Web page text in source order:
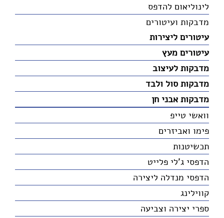
לינוליאום להדפס
מדבקות ועיטורים
עיטורים ליצירות
עיטורים מעץ
מדבקות לעיצוב
מדבקות סול ולבד
מדבקות אבני חן
וואשי טייפ
פימו ואביזרים
תכשיטנות
הדפסי ג'לי פלייט
הדפסי מנדלה ליצירה
קווילינג
ספרי יצירה וצביעה